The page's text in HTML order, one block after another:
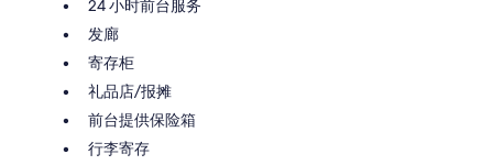
24 小时前台服务
发廊
寄存柜
礼品店/报摊
前台提供保险箱
行李寄存